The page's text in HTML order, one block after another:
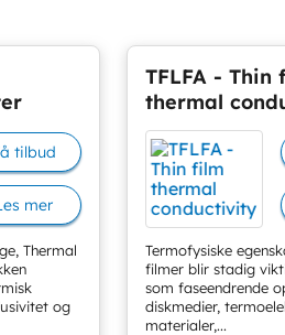
Thermal
og
tilbud
mer
TFLFA - Thin
thermal
Termofysiske
filmer blir stadig
som faseendrende
diskmedier,
materialer,...